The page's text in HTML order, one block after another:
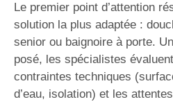
Le premier point d’attention
solution la plus adaptée :
senior ou baignoire à porte.
posé, les spécialistes
contraintes techniques
d’eau, isolation) et les